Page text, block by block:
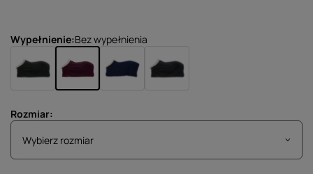
Wypełnienie Bez wypełnienia
Rozmiar
Wybierz rozmiar
Wybierz rozmiar